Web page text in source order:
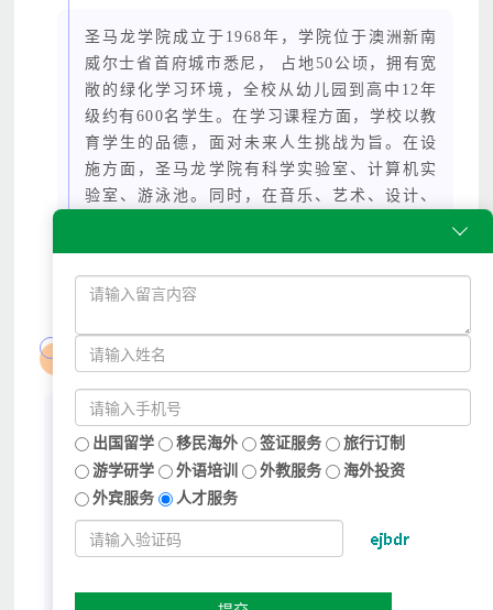
圣马龙学院成立于1968年，学院位于澳洲新南
威尔士省首府城市悉尼， 占地50公顷，拥有宽
敞的绿化学习环境，全校从幼儿园到高中12年
级约有600名学生。在学习课程方面，学校以教
育学生的品德，面对未来人生挑战为旨。在设
施方面，圣马龙学院有科学实验室、计算机实
验室、游泳池。同时，在音乐、艺术、设计、
赛中取得杰出的成绩
课程特色
★ 做个国际插班生，入读澳洲当地学生课程，接
受澳洲全精英私立学校高质量德育教育
★ 澳洲本土先进教育体系，丰富的课堂知识，启
发学生创新思维
★ 结交澳洲“学习小伙伴”，了解在澳洲中学学习
和生活的真实感受

出国留学 移民海外 签证服务
旅行订制
游学研学
外语培训 外教服务
海外投资
外宾服务
人才服务